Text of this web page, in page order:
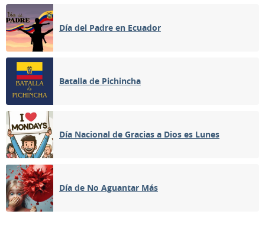
Día del Padre en Ecuador
Batalla de Pichincha
Día Nacional de Gracias a Dios es Lunes
Día de No Aguantar Más